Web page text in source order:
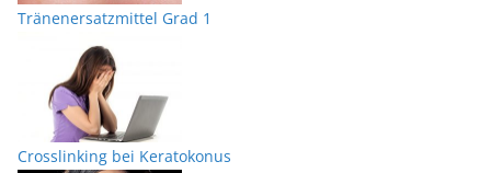
Tränenersatzmittel Grad 1
Crosslinking bei Keratokonus